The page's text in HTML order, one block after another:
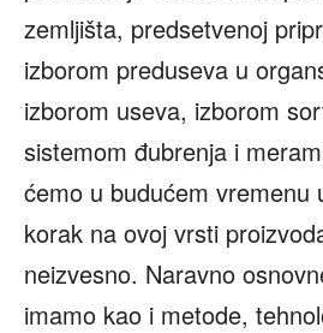
zemljišta, predsetvenoj
izborom preduseva u
izborom useva, izborom
sistemom đubrenja i
ćemo u budućem vremenu
korak na ovoj vrsti
neizvesno. Naravno
imamo kao i metode,